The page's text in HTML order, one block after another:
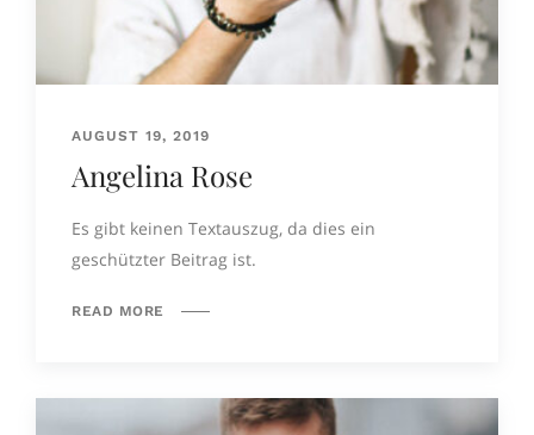
AUGUST 19, 2019
Angelina Rose
Es gibt keinen Textauszug, da dies ein
geschützter Beitrag ist.
READ MORE